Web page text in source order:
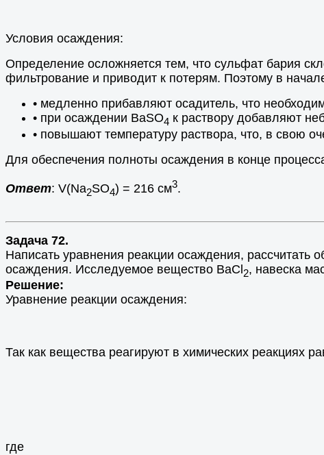
Условия осаждения:
Определение осложняется тем, что сульфат бария
фильтрование и приводит к потерям. Поэтому в
• медленно прибавляют осадитель, что
• при осаждении ВаSO4 к раствору добавляют
• повышают температуру раствора, что, в свою
Для обеспечения полноты осаждения в конце
Ответ: V(Na2SO4) = 216 см3.
Задача 72.
Написать уравнения реакции осаждения, рассчитать
осаждения. Исследуемое вещество BaCl2, навеска
Решение:
Уравнение реакции осаждения:
Так как вещества реагируют в химических реакциях
где